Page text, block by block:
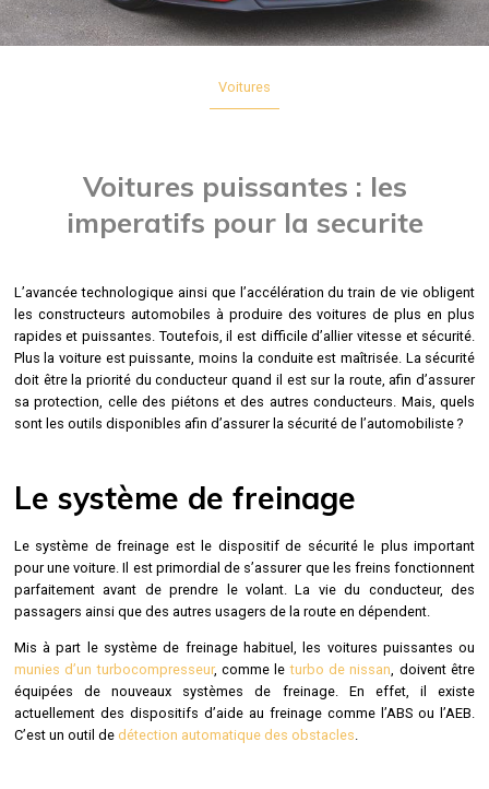
Voitures
Voitures puissantes : les
imperatifs pour la securite
L’avancée technologique ainsi que l’accélération du train de vie obligent
les constructeurs automobiles à produire des voitures de plus en plus
rapides et puissantes. Toutefois, il est difficile d’allier vitesse et sécurité.
Plus la voiture est puissante, moins la conduite est maîtrisée. La sécurité
doit être la priorité du conducteur quand il est sur la route, afin d’assurer
sa protection, celle des piétons et des autres conducteurs. Mais, quels
sont les outils disponibles afin d’assurer la sécurité de l’automobiliste ?
Le système de freinage
Le système de freinage est le dispositif de sécurité le plus important
pour une voiture. Il est primordial de s’assurer que les freins fonctionnent
parfaitement avant de prendre le volant. La vie du conducteur, des
passagers ainsi que des autres usagers de la route en dépendent.
Mis à part le système de freinage habituel, les voitures puissantes ou
munies d’un turbocompresseur, comme leturbo de nissan, doivent être
équipées de nouveaux systèmes de freinage. En effet, il existe
actuellement des dispositifs d’aide au freinage comme l’ABS ou l’AEB.
C’est un outil de détection automatique des obstacles.